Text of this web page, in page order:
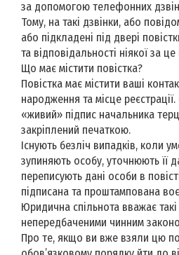
за допомогою телефонних
Тому, на такі дзвінки, або
або підкладені під двері
та відповідальності ніякої за
Що має містити повістка?
Повістка має містити ваші
народження та місце
«живий» підпис начальника
закріплений печаткою.
Існують безліч випадків, коли
зупиняють особу, уточнюють її
переписують дані особи в
підписана та проштампована
Юридична спільнота вважає
непередбаченими чинним
Про те, якщо ви вже взяли цю